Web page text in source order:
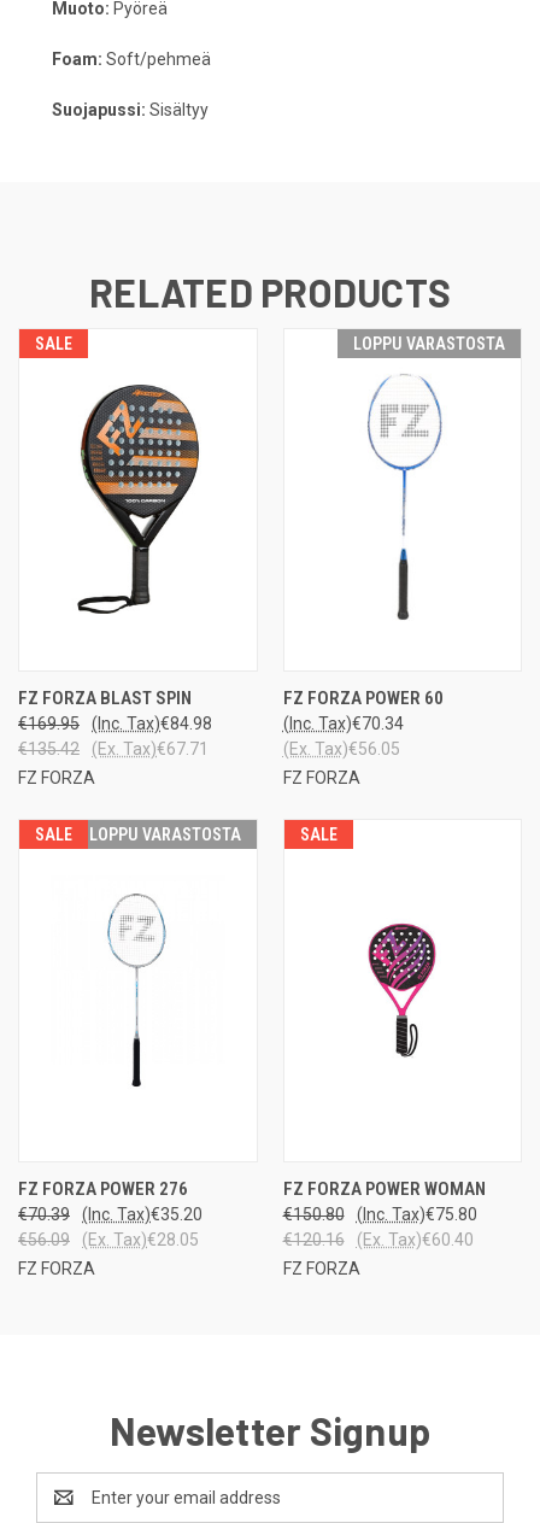
Muoto: Pyöreä
Foam: Soft/pehmeä
Suojapussi: Sisältyy
RELATED PRODUCTS
SALE
FZ FORZA BLAST SPIN
€169.95 €84.98
(Inc. Tax)
€135.42
€67.71
(Ex. Tax)
FZ FORZA
LOPPU VARASTOSTA
FZ FORZA POWER 60
€70.34
(Inc. Tax)
€56.05
(Ex. Tax)
FZ FORZA
SALE LOPPU VARASTOSTA
FZ FORZA POWER 276
€70.39 €35.20
(Inc. Tax)
€56.09
€28.05
(Ex. Tax)
FZ FORZA
SALE
FZ FORZA POWER WOMAN
€150.80 €75.80
(Inc. Tax)
€120.16
€60.40
(Ex. Tax)
FZ FORZA
Newsletter Signup
Address